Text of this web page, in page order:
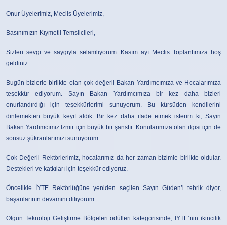
Onur Üyelerimiz, Meclis Üyelerimiz,
Basınımızın Kıymetli Temsilcileri,
Sizleri sevgi ve saygıyla selamlıyorum. Kasım ayı Meclis Toplantımıza hoş
geldiniz.
Bugün bizlerle birlikte olan çok değerli Bakan Yardımcımıza ve Hocalarımıza
teşekkür ediyorum. Sayın Bakan Yardımcımıza bir kez daha bizleri
onurlandırdığı için teşekkürlerimi sunuyorum. Bu kürsüden kendilerini
dinlemekten büyük keyif aldık. Bir kez daha ifade etmek isterim ki, Sayın
Bakan Yardımcımız İzmir için büyük bir şanstır. Konularımıza olan ilgisi için de
sonsuz şükranlarımızı sunuyorum.
Çok Değerli Rektörlerimiz, hocalarımız da her zaman bizimle birlikte oldular.
Destekleri ve katkıları için teşekkür ediyoruz.
Öncelikle İYTE Rektörlüğüne yeniden seçilen Sayın Güden’i tebrik diyor,
başarılarının devamını diliyorum.
Olgun Teknoloji Geliştirme Bölgeleri ödülleri kategorisinde, İYTE’nin ikincilik